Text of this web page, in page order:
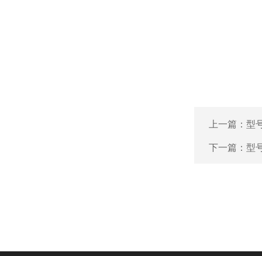
上一篇： 型
下一篇： 型